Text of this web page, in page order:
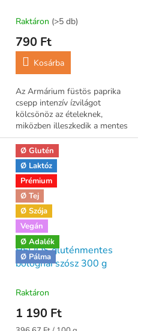
Raktáron (>5 db)
790 Ft
Kosárba
Az Armárium füstös paprika
csepp intenzív ízvilágot
kölcsönöz az ételeknek,
miközben illeszkedik a mentes
étrendbe. Kiszerelés: 13 ml
Ø Glutén
Ø Laktóz
Prémium
Ø Tej
Ø Szója
Vegán
Ø Adalék
Ø Pálma
HELIOS gluténmentes
bolognai szósz 300 g
Raktáron
1 190 Ft